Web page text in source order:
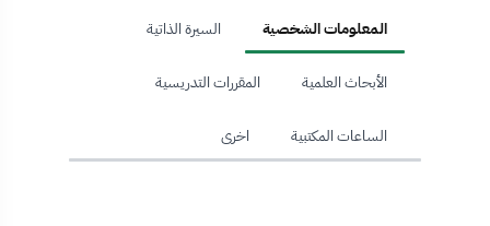
المعلومات الشخصية السيرة الذاتية
الأبحاث العلمية المقررات التدريسية
الساعات المكتبية اخرى